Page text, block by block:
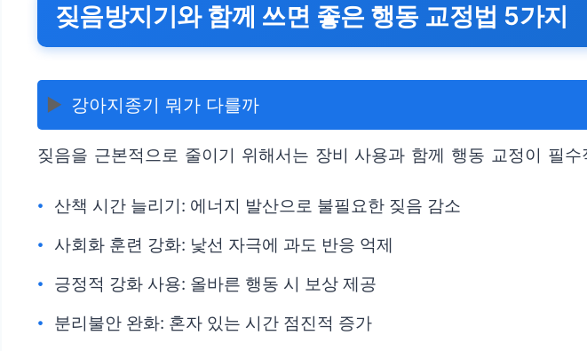
짖음방지기와 함께 쓰면 좋은 행동 교정법 5가지
▶️ 강아지종기 뭐가 다를까
짖음을 근본적으로 줄이기 위해서는 장비 사용과 함께 행동 교정이 필
산책 시간 늘리기: 에너지 발산으로 불필요한 짖음 감소
사회화 훈련 강화: 낯선 자극에 과도 반응 억제
긍정적 강화 사용: 올바른 행동 시 보상 제공
분리불안 완화: 혼자 있는 시간 점진적 증가